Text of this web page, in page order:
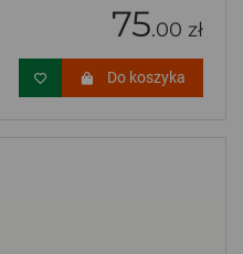
75.00 zł
Do koszyka